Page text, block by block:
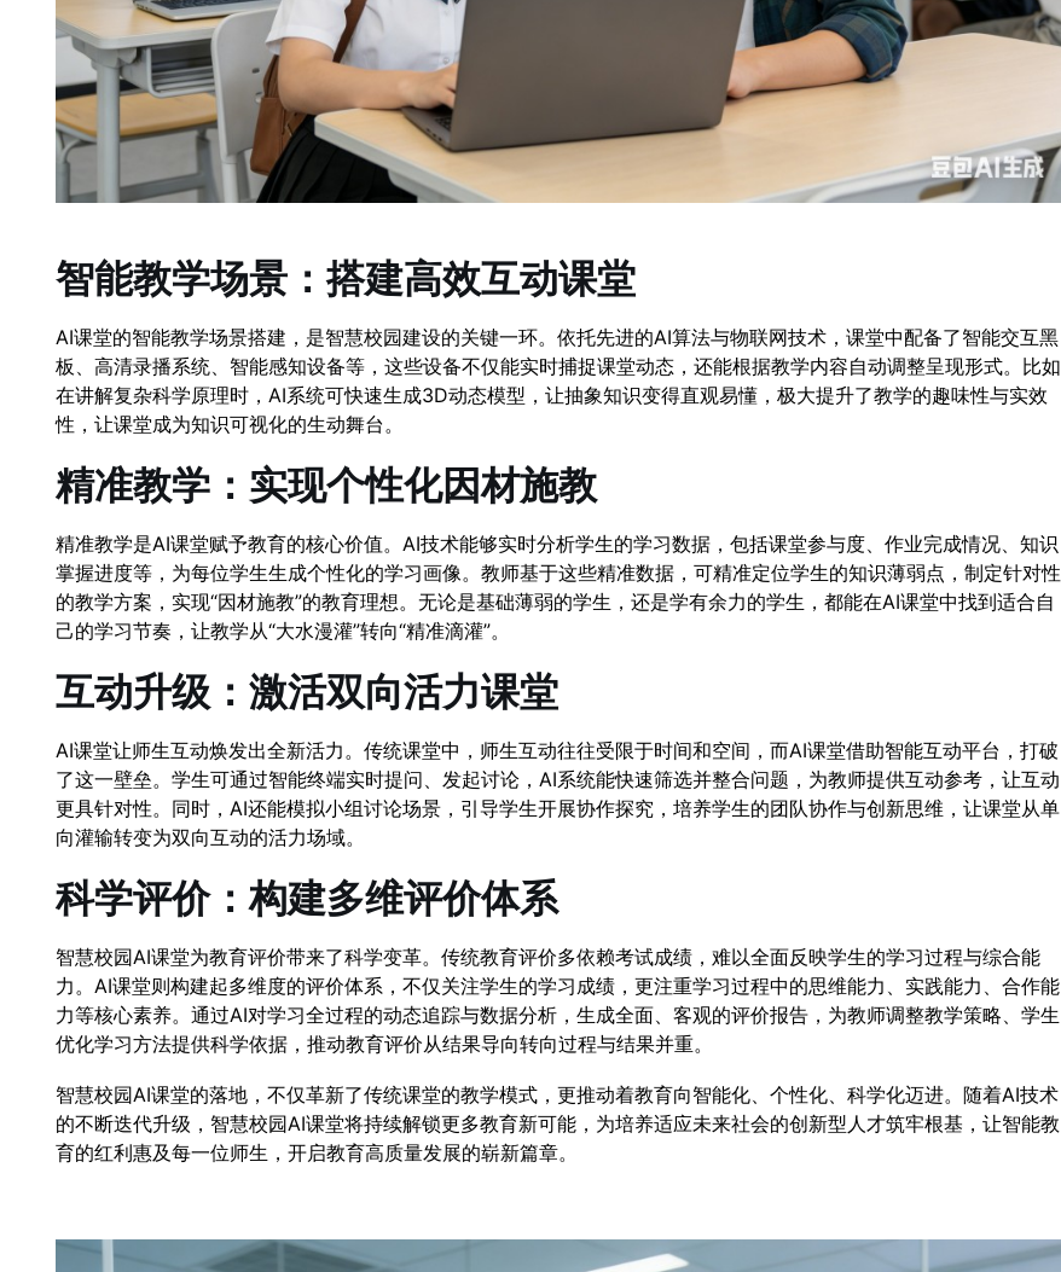
智能教学场景：搭建高效互动课堂
AI课堂的智能教学场景搭建，是智慧校园建设的关键一环。依托先进的AI算法与物联网技术，课堂中配备了智能交互黑
板、高清录播系统、智能感知设备等，这些设备不仅能实时捕捉课堂动态，还能根据教学内容自动调整呈现形式。比如
在讲解复杂科学原理时，AI系统可快速生成3D动态模型，让抽象知识变得直观易懂，极大提升了教学的趣味性与实效
性，让课堂成为知识可视化的生动舞台。
精准教学：实现个性化因材施教
精准教学是AI课堂赋予教育的核心价值。AI技术能够实时分析学生的学习数据，包括课堂参与度、作业完成情况、知识
掌握进度等，为每位学生生成个性化的学习画像。教师基于这些精准数据，可精准定位学生的知识薄弱点，制定针对性
的教学方案，实现“因材施教”的教育理想。无论是基础薄弱的学生，还是学有余力的学生，都能在AI课堂中找到适合自
己的学习节奏，让教学从“大水漫灌”转向“精准滴灌”。
互动升级：激活双向活力课堂
AI课堂让师生互动焕发出全新活力。传统课堂中，师生互动往往受限于时间和空间，而AI课堂借助智能互动平台，打破
了这一壁垒。学生可通过智能终端实时提问、发起讨论，AI系统能快速筛选并整合问题，为教师提供互动参考，让互动
更具针对性。同时，AI还能模拟小组讨论场景，引导学生开展协作探究，培养学生的团队协作与创新思维，让课堂从单
向灌输转变为双向互动的活力场域。
科学评价：构建多维评价体系
智慧校园AI课堂为教育评价带来了科学变革。传统教育评价多依赖考试成绩，难以全面反映学生的学习过程与综合能
力。AI课堂则构建起多维度的评价体系，不仅关注学生的学习成绩，更注重学习过程中的思维能力、实践能力、合作能
力等核心素养。通过AI对学习全过程的动态追踪与数据分析，生成全面、客观的评价报告，为教师调整教学策略、学生
优化学习方法提供科学依据，推动教育评价从结果导向转向过程与结果并重。
智慧校园AI课堂的落地，不仅革新了传统课堂的教学模式，更推动着教育向智能化、个性化、科学化迈进。随着AI技术
的不断迭代升级，智慧校园AI课堂将持续解锁更多教育新可能，为培养适应未来社会的创新型人才筑牢根基，让智能教
育的红利惠及每一位师生，开启教育高质量发展的崭新篇章。